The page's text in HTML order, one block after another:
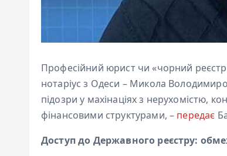
Професійний юрист чи «чорний
нотаріус з Одеси – Микола
підозри у махінаціях з нерухомістю,
фінансовими структурами, – передає
Доступ до Державного реєстру: